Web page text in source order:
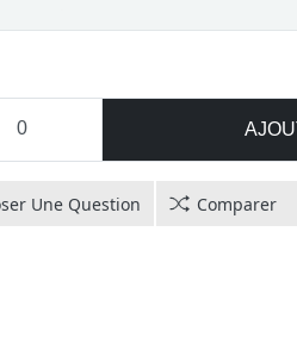
Une Question
Comparer